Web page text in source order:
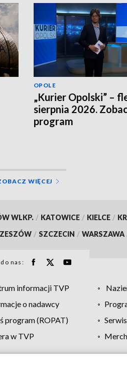
OPOLE
„Kurier Opolski” –
sierpnia 2026.
program
WIĘCEJ
WLKP. / KATOWICE / KIELCE /
/ SZCZECIN / WARSZAWA
do nas:
informacji TVP
o nadawcy
program (ROPAT)
w TVP